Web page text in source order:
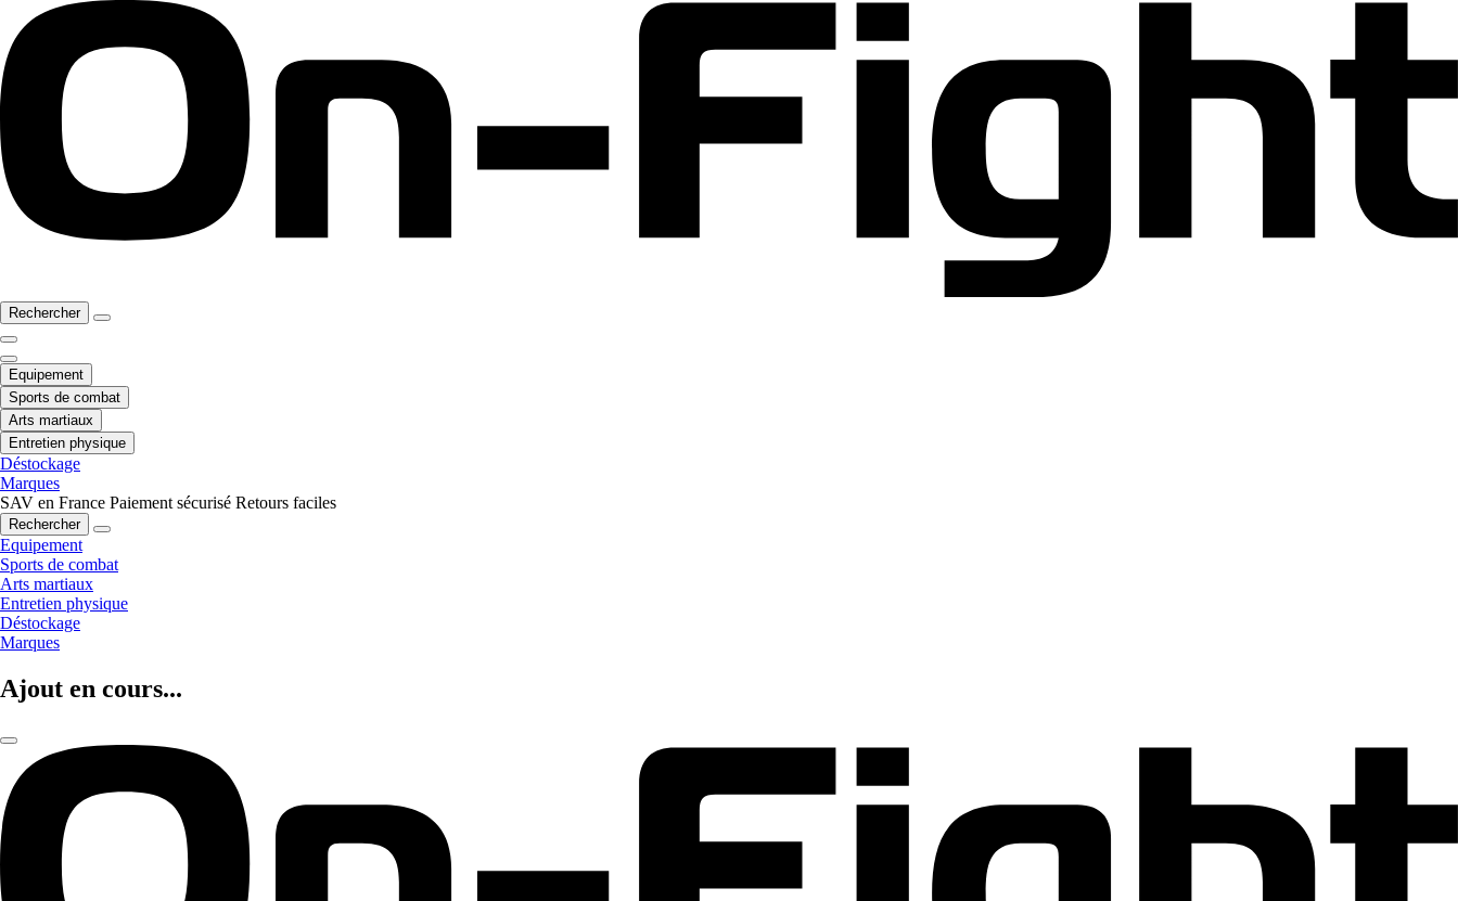
Rechercher
Equipement
Sports de combat
Arts martiaux
Entretien physique
Déstockage
Marques
SAV en France Paiement sécurisé Retours faciles
Rechercher
Equipement
Sports de combat
Arts martiaux
Entretien physique
Déstockage
Marques
Ajout en cours...